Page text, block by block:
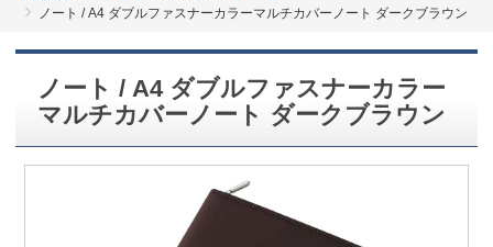
ノート / A4 ダブルファスナーカラーマルチカバーノート ダークブラウン
ノート / A4 ダブルファスナーカラー
マルチカバーノート ダークブラウン